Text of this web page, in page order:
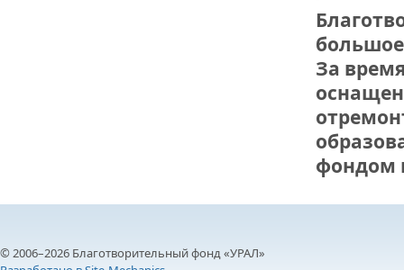
За
фондом
© 2006–2026 Благотворительный фонд «УРАЛ»